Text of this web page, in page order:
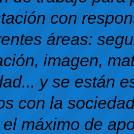
con
áreas:
imagen,
y se están
con la
máximo de